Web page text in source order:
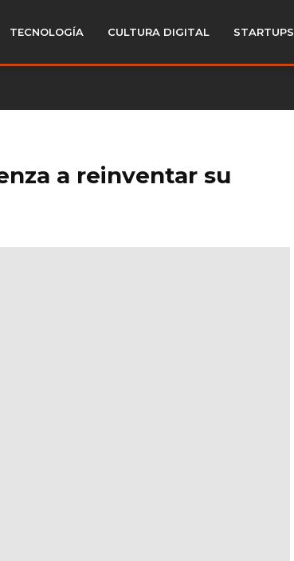
TECNOLOGÍA CULTURA DIGITAL STARTUPS
a reinventar su